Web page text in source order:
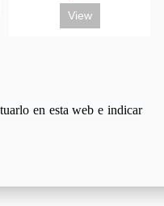
View
en esta web e indicar